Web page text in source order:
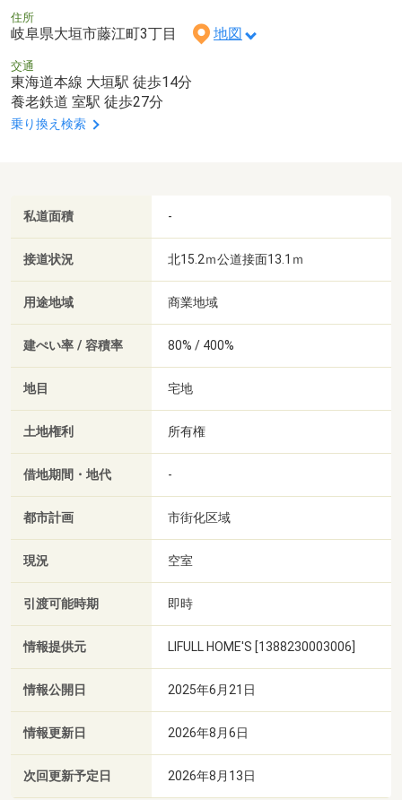
住所
岐阜県大垣市藤江町3丁目 地図
交通
東海道本線 大垣駅 徒歩14分
養老鉄道 室駅 徒歩27分
乗り換え検索
私道面積 -
接道状況 北15.2ｍ公道接面13.1ｍ
用途地域 商業地域
建ぺい率 / 容積率 80% / 400%
地目 宅地
土地権利 所有権
借地期間・地代 -
都市計画 市街化区域
現況 空室
引渡可能時期 即時
情報提供元 LIFULL HOME'S [1388230003006]
情報公開日 2025年6月21日
情報更新日 2026年8月6日
次回更新予定日 2026年8月13日